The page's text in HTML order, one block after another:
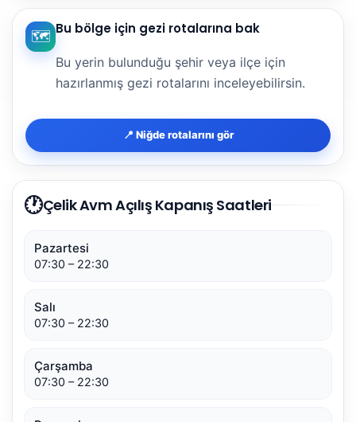
🗺️ Bu bölge için gezi rotalarına bak
Bu yerin bulunduğu şehir veya ilçe için
hazırlanmış gezi rotalarını inceleyebilirsin.
📍 Niğde rotalarını gör
🕐Çelik Avm Açılış Kapanış Saatleri
Pazartesi
07:30 – 22:30
Salı
07:30 – 22:30
Çarşamba
07:30 – 22:30